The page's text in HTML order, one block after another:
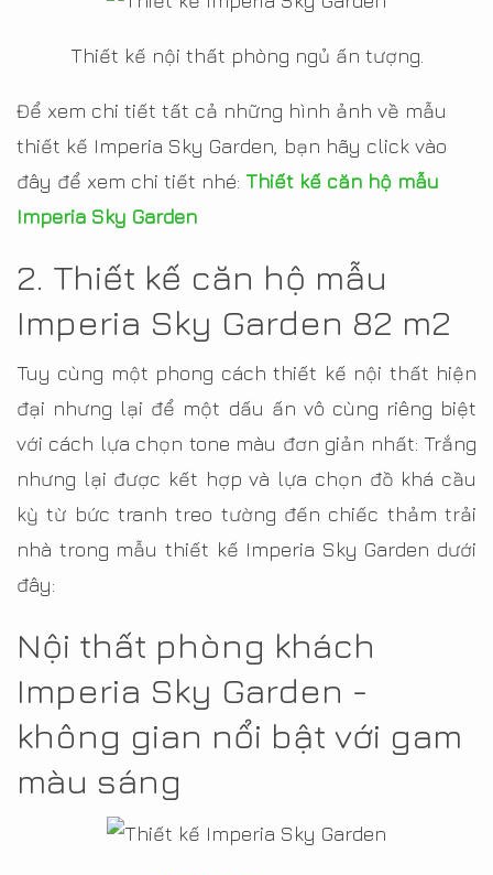
Thiết kế nội thất phòng ngủ ấn tượng.
Để xem chi tiết tất cả những hình ảnh về mẫu
thiết kế Imperia Sky Garden, bạn hãy click vào
đây để xem chi tiết nhé: Thiết kế căn hộ mẫu
Imperia Sky Garden
2. Thiết kế căn hộ mẫu
Imperia Sky Garden 82 m2
Tuy cùng một phong cách thiết kế nội thất hiện
đại nhưng lại để một dấu ấn vô cùng riêng biệt
với cách lựa chọn tone màu đơn giản nhất: Trắng
nhưng lại được kết hợp và lựa chọn đồ khá cầu
kỳ từ bức tranh treo tường đến chiếc thảm trải
nhà trong mẫu thiết kế Imperia Sky Garden dưới
đây:
Nội thất phòng khách
Imperia Sky Garden -
không gian nổi bật với gam
màu sáng